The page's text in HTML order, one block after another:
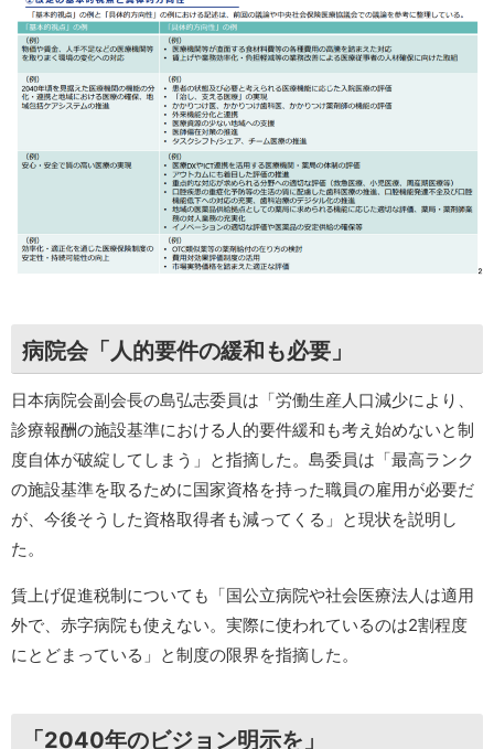
病院会「人的要件の緩和も必要」
日本病院会副会長の島弘志委員は「労働生産人口減少により、
診療報酬の施設基準における人的要件緩和も考え始めないと制
度自体が破綻してしまう」と指摘した。島委員は「最高ランク
の施設基準を取るために国家資格を持った職員の雇用が必要だ
が、今後そうした資格取得者も減ってくる」と現状を説明し
た。
賃上げ促進税制についても「国公立病院や社会医療法人は適用
外で、赤字病院も使えない。実際に使われているのは2割程度
にとどまっている」と制度の限界を指摘した。
「2040年のビジョン明示を」